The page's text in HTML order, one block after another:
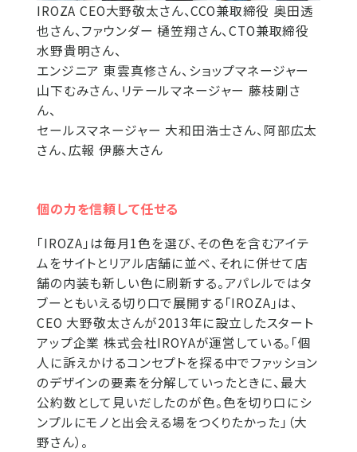
IROZA CEO大野敬太さん、CCO兼取締役 奥田透
也さん、ファウンダー 樋笠翔さん、CTO兼取締役
水野貴明さん、
エンジニア 東雲真修さん、ショップマネージャー
山下むみさん、リテールマネージャー 藤枝剛さ
ん、
セールスマネージャー 大和田浩士さん、阿部広太
さん、広報 伊藤大さん
個の力を信頼して任せる
「IROZA」は毎月1色を選び、その色を含むアイテ
ムをサイトとリアル店舗に並べ、それに併せて店
舗の内装も新しい色に刷新する。アパレルではタ
ブーともいえる切り口で展開する「IROZA」は、
CEO 大野敬太さんが2013年に設立したスタート
アップ企業 株式会社IROYAが運営している。「個
人に訴えかけるコンセプトを探る中でファッション
のデザインの要素を分解していったときに、最大
公約数として見いだしたのが色。色を切り口にシ
ンプルにモノと出会える場をつくりたかった」（大
野さん）。